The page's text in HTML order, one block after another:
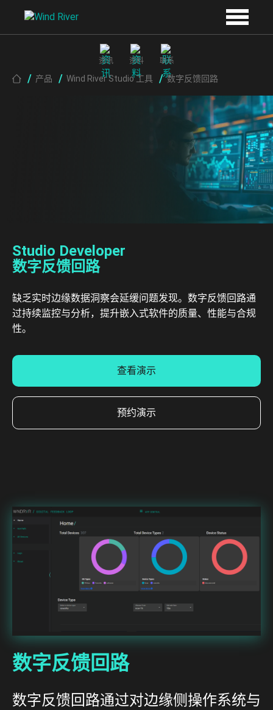
资讯 资料 联系
Breadcrumb
产品 Wind River Studio 工具 数字反馈回路
Studio Developer
数字反馈回路
缺乏实时边缘数据洞察会延缓问题发现。数字反馈回路通
过持续监控与分析，提升嵌入式软件的质量、性能与合规
性。
查看演示
预约演示
Image
数字反馈回路
数字反馈回路通过对边缘侧操作系统与